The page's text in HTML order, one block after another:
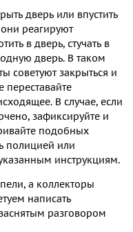
дверь или впустить
реагируют
в дверь, стучать в
дверь. В таком
советуют закрыться и
В случае, если
зафиксируйте и
подобных
полицией или
инструкциям.
а коллекторы
написать
разговором